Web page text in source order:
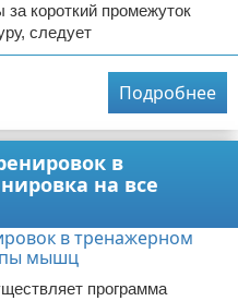
короткий промежуток
следует
Подробнее
в
на все
программа